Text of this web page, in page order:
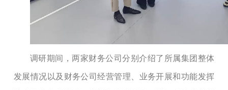
调研期间，两家财务公司分别介绍了所属集团整体
发展情况以及财务公司经营管理、业务开展和功能发挥